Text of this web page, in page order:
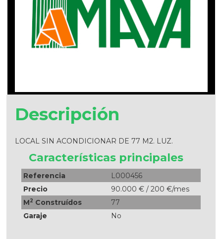
Descripción
LOCAL SIN ACONDICIONAR DE 77 M2. LUZ.
Características principales
Referencia
L000456
Precio
90.000 € / 200 €/mes
M2 Construídos
77
Garaje
No